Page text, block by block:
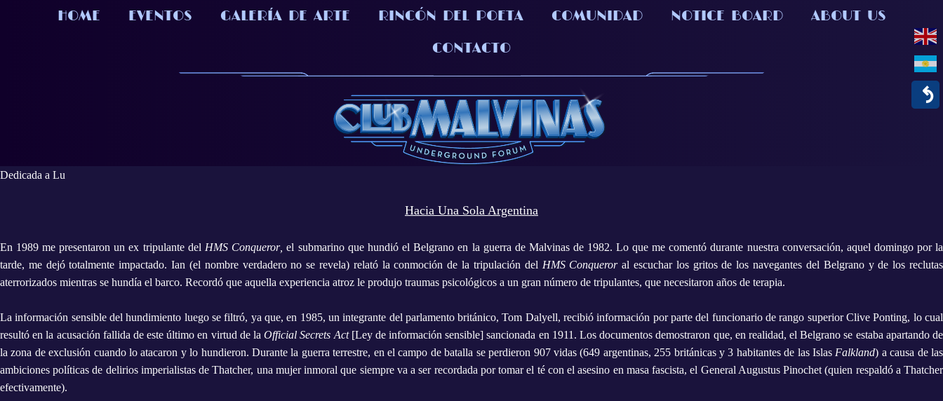
↶
HOME EVENTOS GALERÍA DE ARTE RINCÓN DEL POETA COMUNIDAD NOTICE BOARD
ABOUT US
CONTACTO
Dedicada a Lu
Hacia Una Sola Argentina
En 1989 me presentaron un ex tripulante del HMS Conqueror, el submarino que hundió el Belgrano en la guerra de Malvinas de 1982. Lo que me comentó durante nuestra conversación, aquel domingo por la
tarde, me dejó totalmente impactado. Ian (el nombre verdadero no se revela) relató la conmoción de la tripulación del HMS Conqueroral escuchar los gritos de los navegantes del Belgrano y de los reclutas
aterrorizados mientras se hundía el barco. Recordó que aquella experiencia atroz le produjo traumas psicológicos a un gran número de tripulantes, que necesitaron años de terapia.
La información sensible del hundimiento luego se filtró, ya que, en 1985, un integrante del parlamento británico, Tom Dalyell, recibió información por parte del funcionario de rango superior Clive Ponting, lo cual
resultó en la acusación fallida de este último en virtud de laOfficial Secrets Act[Ley de información sensible] sancionada en 1911. Los documentos demostraron que, en realidad, el Belgrano se estaba apartando de
la zona de exclusión cuando lo atacaron y lo hundieron. Durante la guerra terrestre, en el campo de batalla se perdieron 907 vidas (649 argentinas, 255 británicas y 3 habitantes de las Islas Falkland) a causa de las
ambiciones políticas de delirios imperialistas de Thatcher, una mujer inmoral que siempre va a ser recordada por tomar el té con el asesino en masa fascista, el General Augustus Pinochet (quien respaldó a Thatcher
efectivamente).